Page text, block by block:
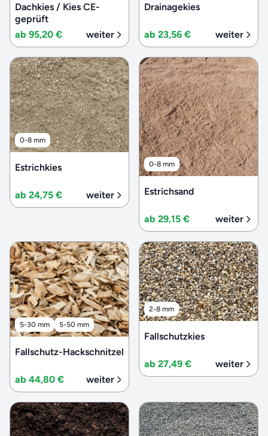
Dachkies / Kies CE-
geprüft
ab 95,20 €
weiter
Drainagekies
ab 23,56 € weiter
0-8 mm
Estrichkies
ab 24,75 € weiter
0-8 mm
Estrichsand
ab 29,15 € weiter
5-30 mm 5-50 mm
Fallschutz-Hackschnitzel
ab 44,80 € weiter
2-8 mm
Fallschutzkies
ab 27,49 € weiter